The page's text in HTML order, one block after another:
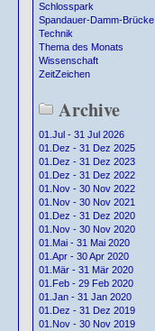
Schlosspark
Spandauer-Damm-Brücke
Technik
Thema des Monats
Wissenschaft
ZeitZeichen
Archive
01.Jul - 31 Jul 2026
01.Dez - 31 Dez 2025
01.Dez - 31 Dez 2023
01.Dez - 31 Dez 2022
01.Nov - 30 Nov 2022
01.Nov - 30 Nov 2021
01.Dez - 31 Dez 2020
01.Nov - 30 Nov 2020
01.Mai - 31 Mai 2020
01.Apr - 30 Apr 2020
01.Mär - 31 Mär 2020
01.Feb - 29 Feb 2020
01.Jan - 31 Jan 2020
01.Dez - 31 Dez 2019
01.Nov - 30 Nov 2019